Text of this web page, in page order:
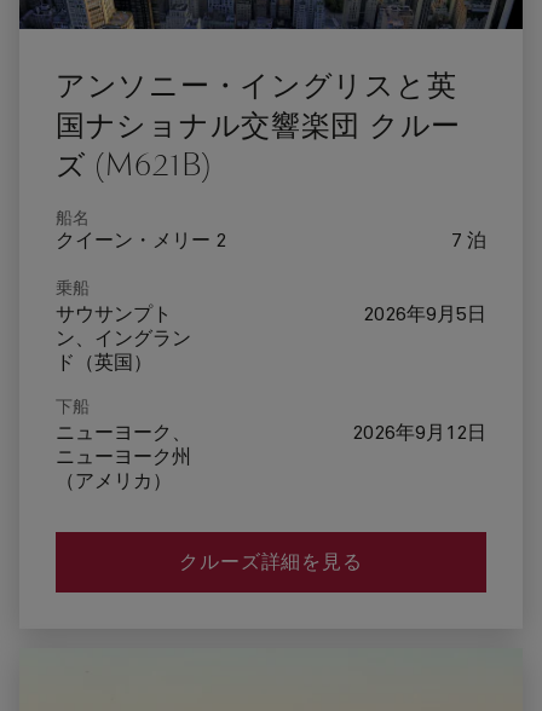
アンソニー・イングリスと英
国ナショナル交響楽団 クルー
ズ (M621B)
船名
クイーン・メリー 2 7 泊
乗船
サウサンプト
ン、イングラン
ド（英国）
2026年9月5日
下船
ニューヨーク、
ニューヨーク州
（アメリカ）
2026年9月12日
クルーズ詳細を見る